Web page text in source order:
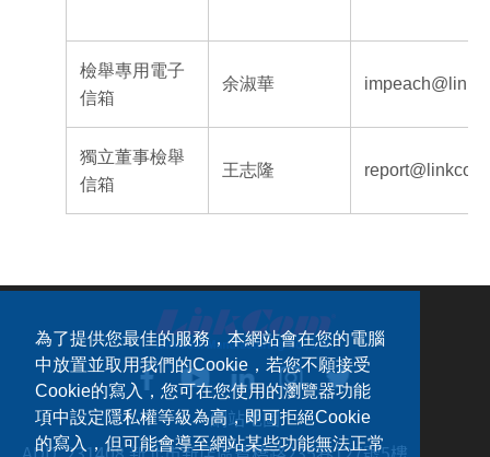
為了提供您最佳的服務，本網站會在您的電腦
中放置並取用我們的Cookie，若您不願接受
Cookie的寫入，您可在您使用的瀏覽器功能
項中設定隱私權等級為高，即可拒絕Cookie
的寫入，但可能會導至網站某些功能無法正常
檢舉專用電子
信箱
余淑華
獨立董事檢舉
信箱
王志隆
網站地圖